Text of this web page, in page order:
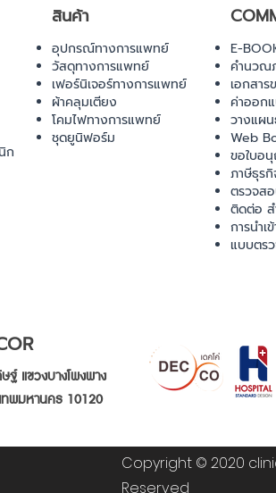
ก
สินค้า
อุปกรณ์ทางการแพทย์
วัสดุทางการแพทย์
เฟอร์นิเจอร์ทางการแพทย์
ผ้าคลุมเตียง
โคมไฟทางการแพทย์
ชุดยูนิฟอร์ม
E-
คำนวณ
เอกสา
ค่าออก
วางแผ
Web
ขอใบอ
ภาษีธุร
ตรวจส
ติดต่อ ส
การนำ
แบบตร
แขวงบางโพงพาง
ทพมหานคร 10120
Copyright © 2020
Reserved